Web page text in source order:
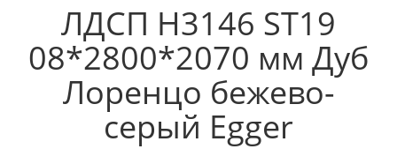
ЛДСП H3146 ST19
08*2800*2070 мм Дуб
Лоренцо бежево-
серый Egger